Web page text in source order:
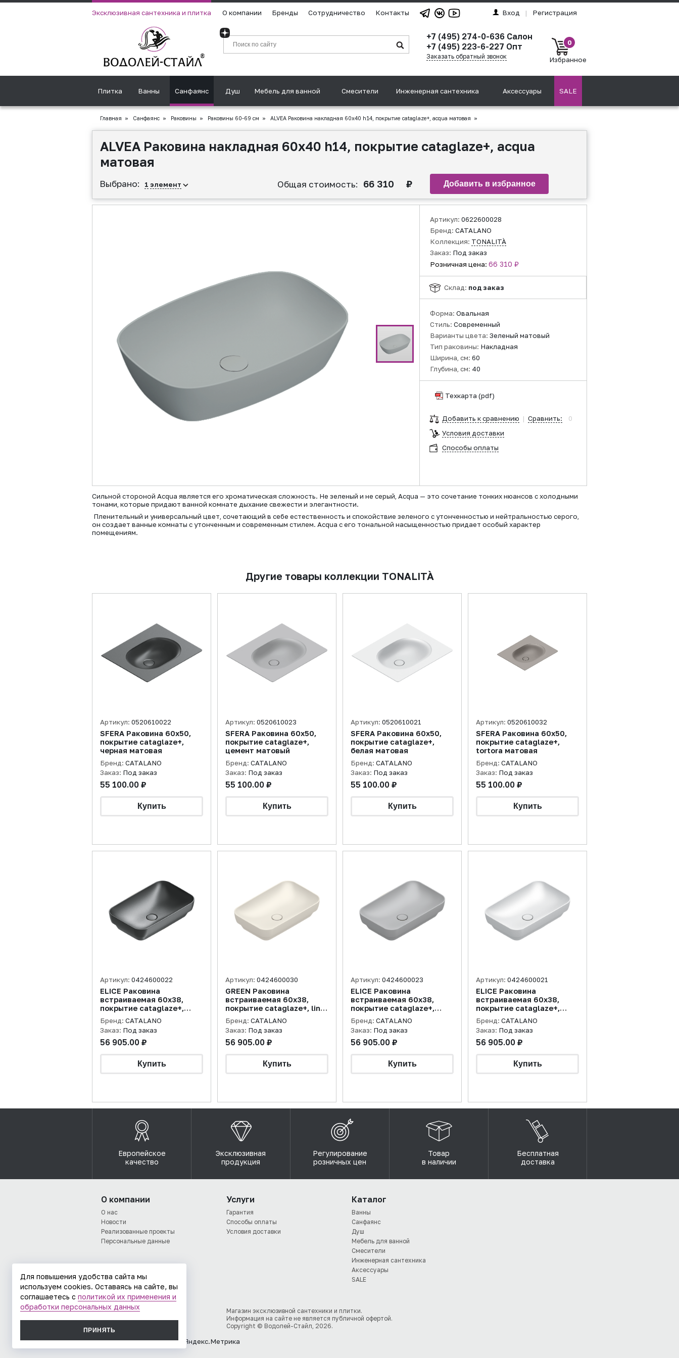
Эксклюзивная сантехника и плитка О компании Бренды Сотрудничество Контакты Вход | Регистрация
+7 (495) 274-0-636 Салон
+7 (495) 223-6-227 Опт
Заказать обратный звонок
0
Избранное
Плитка Ванны Санфаянс Душ Мебель для ванной Смесители Инженерная сантехника Аксессуары SALE
Главная » Санфаянс » Раковины » Раковины 60-69 см » ALVEA Раковина накладная 60х40 h14, покрытие cataglaze+, acqua матовая »
ALVEA Раковина накладная 60х40 h14, покрытие cataglaze+, acqua
матовая
Выбрано: 1 элемент Общая стоимость: 66 310 ₽
Артикул: 0622600028
Бренд: CATALANO
Коллекция: TONALITÀ
Заказ: Под заказ
Розничная цена: 66 310 ₽
Склад: под заказ
Форма: Овальная
Стиль: Современный
Варианты цвета: Зеленый матовый
Тип раковины: Накладная
Ширина, см: 60
Глубина, см: 40
Техкарта (pdf)
Добавить к сравнению | Сравнить:
0
Условия доставки
Способы оплаты
Сильной стороной Acqua является его хроматическая сложность. Не зеленый и не серый, Acqua — это сочетание тонких нюансов с холодными
тонами, которые придают ванной комнате дыхание свежести и элегантности.
Пленительный и универсальный цвет, сочетающий в себе естественность и спокойствие зеленого с утонченностью и нейтральностью серого,
он создает ванные комнаты с утонченным и современным стилем. Acqua с его тональной насыщенностью придает особый характер
помещениям.
Другие товары коллекции TONALITÀ
Артикул: 0520610022
SFERA Раковина 60х50,
покрытие cataglaze+,
черная матовая
Бренд: CATALANO
Заказ: Под заказ
55 100.00 ₽
Артикул: 0520610023
SFERA Раковина 60х50,
покрытие cataglaze+,
цемент матовый
Бренд: CATALANO
Заказ: Под заказ
55 100.00 ₽
Артикул: 0520610021
SFERA Раковина 60х50,
покрытие cataglaze+,
белая матовая
Бренд: CATALANO
Заказ: Под заказ
55 100.00 ₽
Артикул: 0520610032
SFERA Раковина 60х50,
покрытие cataglaze+,
tortora матовая
Бренд: CATALANO
Заказ: Под заказ
55 100.00 ₽
Артикул: 0424600022
ELICE Раковина
встраиваемая 60х38,
покрытие cataglaze+,
черная матовая
Бренд: CATALANO
Заказ: Под заказ
56 905.00 ₽
Артикул: 0424600030
GREEN Раковина
встраиваемая 60х38,
покрытие cataglaze+, lino
матовая
Бренд: CATALANO
Заказ: Под заказ
56 905.00 ₽
Артикул: 0424600023
ELICE Раковина
встраиваемая 60х38,
покрытие cataglaze+,
цемент матовый
Бренд: CATALANO
Заказ: Под заказ
56 905.00 ₽
Артикул: 0424600021
ELICE Раковина
встраиваемая 60х38,
покрытие cataglaze+,
белая матовая
Бренд: CATALANO
Заказ: Под заказ
56 905.00 ₽
Европейское
качество
Эксклюзивная
продукция
Регулирование
розничных цен
Товар
в наличии
Бесплатная
доставка
О компании
О нас
Новости
Реализованные проекты
Персональные данные
Услуги
Гарантия
Способы оплаты
Условия доставки
Каталог
Ванны
Санфаянс
Душ
Мебель для ванной
Смесители
Инженерная сантехника
Аксессуары
SALE
Магазин эксклюзивной сантехники и плитки.
Информация на сайте не является публичной офертой.
Copyright © Водолей-Стайл, 2026.
Для повышения удобства сайта мы
используем cookies. Оставаясь на сайте, вы
соглашаетесь с политикой их применения и
обработки персональных данных
ПРИНЯТЬ